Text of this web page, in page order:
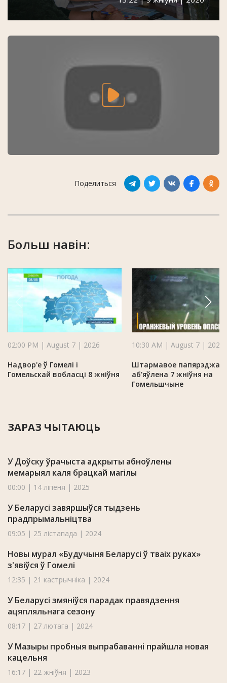
Поделиться
Больш навін:
02:00 PM | August 7 | 2026
Надвор'е ў Гомелі і
Гомельскай вобласці 8 жніўня
10:30 AM | August 7 | 2026
Штармавое
аб'яўлена 7 жніўня на
Гомельшчыне
ЗАРАЗ ЧЫТАЮЦЬ
У Доўску ўрачыста адкрыты абноўлены
мемарыял каля брацкай магілы
00:00 | 14 ліпеня | 2025
У Беларусі завяршыўся тыдзень
прадпрымальніцтва
09:05 | 25 лістапада | 2024
Новы мурал «Будучыня Беларусі ў тваіх руках»
з'явіўся ў Гомелі
12:35 | 21 кастрычніка | 2024
У Беларусі змяніўся парадак правядзення
ацяпляльнага сезону
08:17 | 27 лютага | 2024
У Мазыры пробныя выпрабаванні прайшла новая
кацельня
16:17 | 22 жніўня | 2023